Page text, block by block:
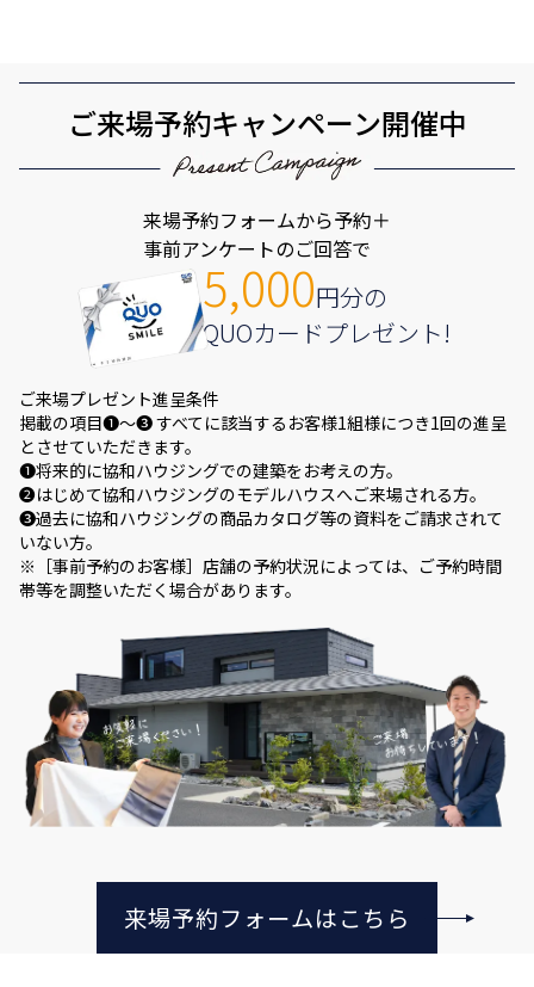
ご来場予約キャンペーン開催中
5,000円分の
QUOカードプレゼント!
来場予約フォームから予約＋
事前アンケートのご回答で
ご来場プレゼント進呈条件
掲載の項目❶～❸ すべてに該当するお客様1組様につき1回の進呈
とさせていただきます。
❶将来的に協和ハウジングでの建築をお考えの方。
❷はじめて協和ハウジングのモデルハウスへご来場される方。
❸過去に協和ハウジングの商品カタログ等の資料をご請求されて
いない方。
※［事前予約のお客様］店舗の予約状況によっては、ご予約時間
帯等を調整いただく場合があります。
来場予約フォームはこちら